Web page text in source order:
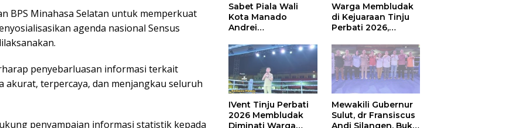
BPS Minahasa Selatan untuk memperkuat
agenda nasional Sensus
penyebarluasan informasi terkait
akurat, terpercaya, dan menjangkau seluruh
penyampaian informasi statistik kepada
Sabet Piala Wali
Kota Manado
Andrei
Boxing Camp Juara
Umum Tinju Perbati
2026
Warga Membludak
di Kejuaraan Tinju
Perbati 2026,
Piala Wali Kota
IVent Tinju Perbati
2026 Membludak
Diminati Warga
Mewakili Gubernur
Sulut, dr Fransiscus
Andi Silangen, Buka